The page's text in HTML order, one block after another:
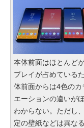
本体前面はほとんど
プレイが占めている
体前面からは4色のカ
エーションの違いが
わからない。ただし
定の壁紙などは異なる